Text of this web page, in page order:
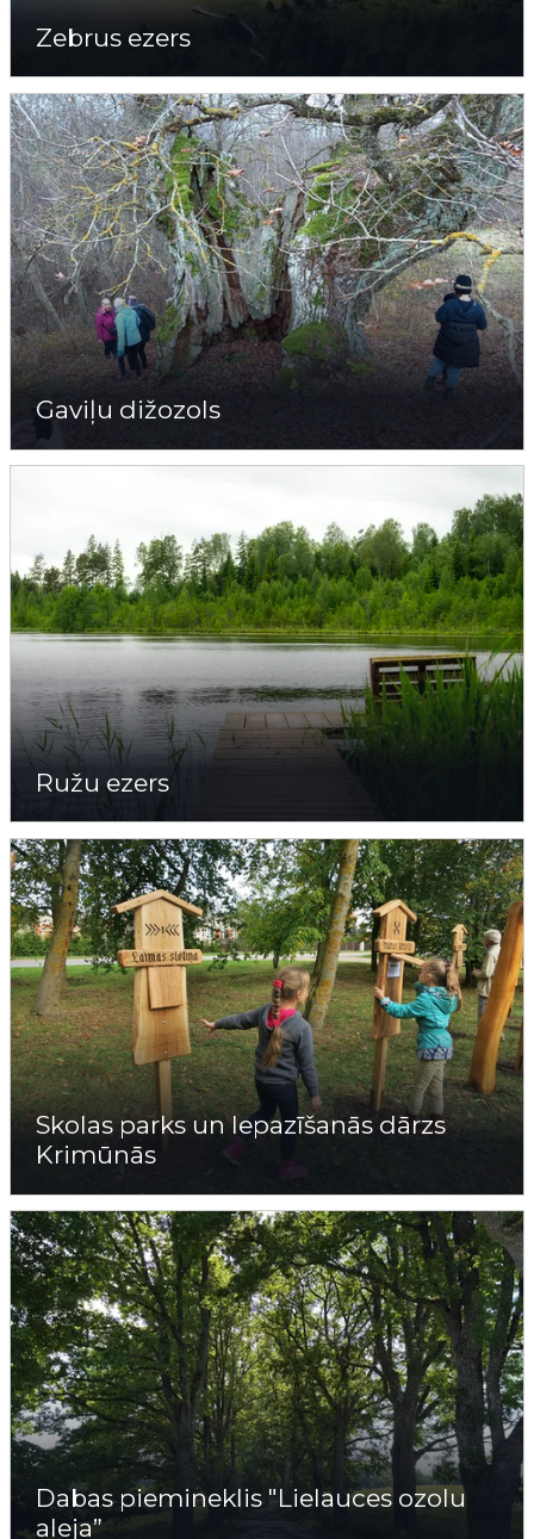
Zebrus ezers
Gaviļu dižozols
Ružu ezers
Skolas parks un Iepazīšanās dārzs
Krimūnās
Dabas piemineklis "Lielauces ozolu
aleja”